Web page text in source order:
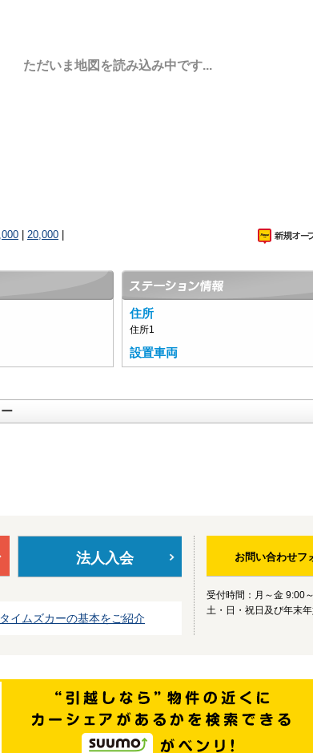
ただいま地図を読み込み中です...
20,000
住所
住所1
設置車両
法人入会
イムズカーの基本をご紹介
お問い合わせフ
受付時間：月～金 9:00
土・日・祝日及び年末年